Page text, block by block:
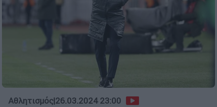
Αθλητισμός|26.03.2024 23:00